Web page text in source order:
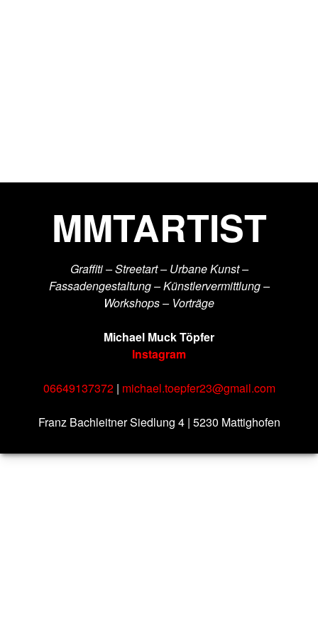
MMTARTIST
Graffiti – Streetart – Urbane Kunst –
Fassadengestaltung – Künstlervermittlung –
Workshops – Vorträge
Michael Muck Töpfer
Instagram
06649137372| michael.toepfer23@gmail.com
Franz Bachleitner Siedlung 4 | 5230 Mattighofen